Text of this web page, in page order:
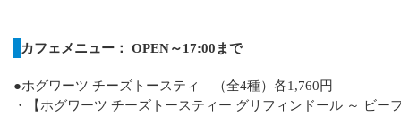
カフェメニュー： OPEN～17:00まで
●ホグワーツ チーズトースティ （全4種）各1,760円
・【ホグワーツ チーズトースティー グリフィンドール ～ ビー